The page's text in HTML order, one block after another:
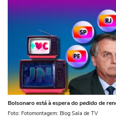
Bolsonaro está à espera do pedido de
Foto: Fotomontagem: Blog Sala de TV